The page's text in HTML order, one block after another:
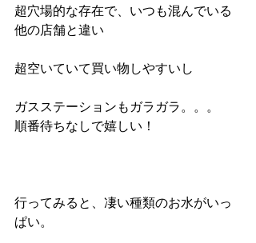
超穴場的な存在で、いつも混んでいる
他の店舗と違い
超空いていて買い物しやすいし
ガスステーションもガラガラ。。。
順番待ちなしで嬉しい！
行ってみると、凄い種類のお水がいっ
ぱい。